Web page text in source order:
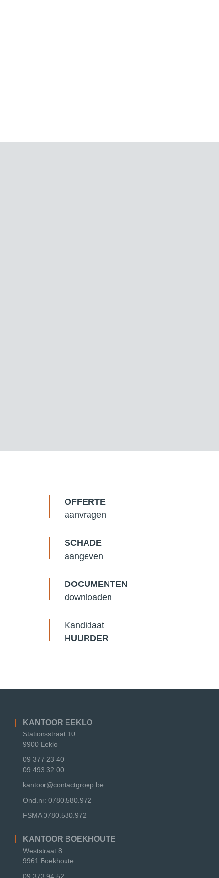
OFFERTE
aanvragen
SCHADE
aangeven
DOCUMENTEN
downloaden
Kandidaat
HUURDER
KANTOOR EEKLO
Stationsstraat 10
9900 Eeklo
09 377 23 40
09 493 32 00
kantoor@contactgroep.be
Ond.nr: 0780.580.972
FSMA0780.580.972
KANTOOR BOEKHOUTE
Weststraat 8
9961 Boekhoute
09 373 94 52